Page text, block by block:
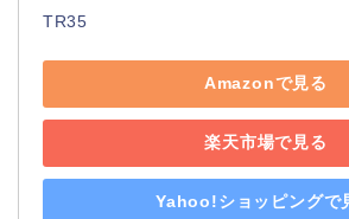
TR35
Amazonで見る
楽天市場で見る
Yahoo!ショッピングで